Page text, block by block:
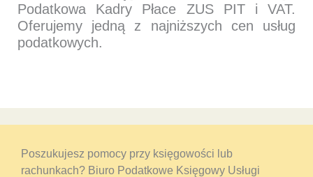
Podatkowa Kadry Płace ZUS PIT i VAT.
Oferujemy jedną z najniższych cen usług
podatkowych.
Poszukujesz pomocy przy księgowości lub
rachunkach? Biuro Podatkowe Księgowy Usługi